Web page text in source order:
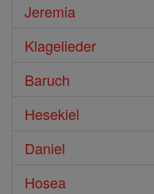
Jeremia
Klagelieder
Baruch
Hesekiel
Daniel
Hosea